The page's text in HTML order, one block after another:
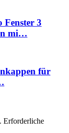
Fenster 3
mi…
für
Erforderliche